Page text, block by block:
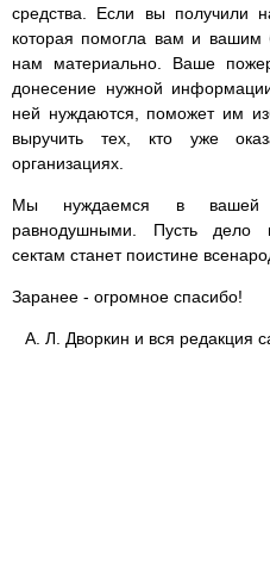
средства. Если вы получили
которая помогла вам и вашим
нам материально. Ваше
донесение нужной
ней нуждаются, поможет им
выручить тех, кто уже
организациях.
Мы нуждаемся в вашей
равнодушными. Пусть дело
сектам станет поистине
Заранее - огромное спасибо!
А. Л. Дворкин и вся редакция